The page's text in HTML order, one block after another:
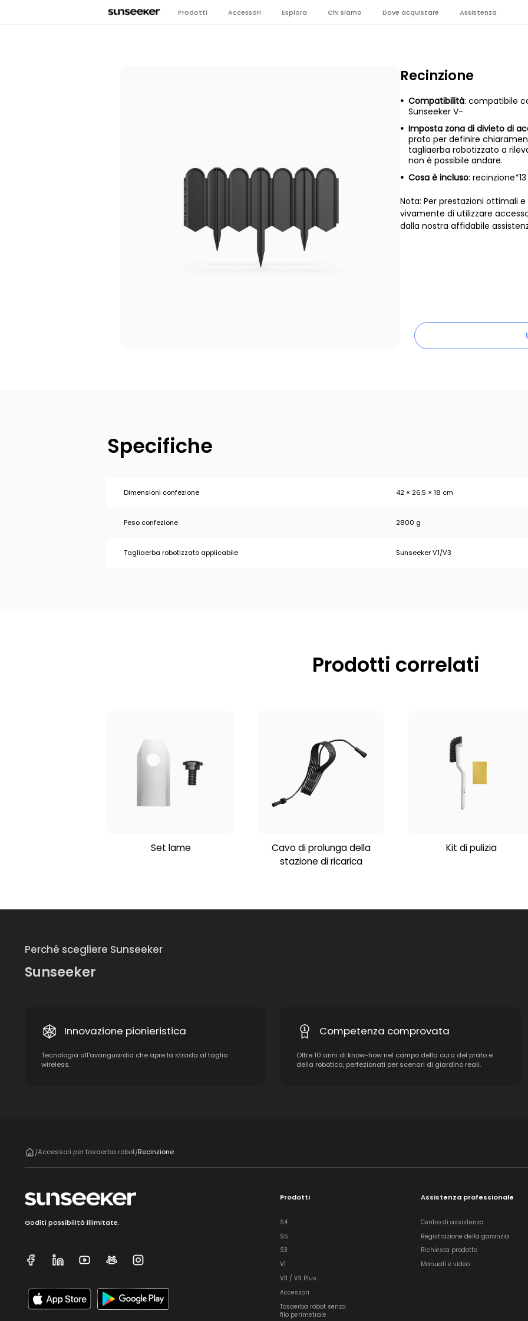
Prodotti Accessori Esplora Chi siamo Dove acquistare Assistenza
Recinzione
Compatibilità: compatibile
Sunseeker V-
Imposta zona di divieto di
prato per definire
tagliaerba robotizzato a
non è possibile andare.
Cosa è incluso: recinzione*13
Nota: Per prestazioni ottimali
vivamente di utilizzare
dalla nostra affidabile
Specifiche
Dimensioni confezione 42 × 26.5 × 18 cm
Peso confezione 2800 g
Tagliaerba robotizzato applicabile Sunseeker V1/V3
Prodotti correlati
Set lame
Cavo di prolunga della
stazione di ricarica
Kit di pulizia
Perché scegliere Sunseeker
Sunseeker
Innovazione pionieristica
Tecnologia all'avanguardia che apre la strada al taglio
wireless.
Competenza comprovata
Oltre 10 anni di know-how nel campo della cura del prato e
della robotica, perfezionati per scenari di giardino reali.
/Accessori per tosaerba robot/Recinzione
Goditi possibilità illimitate.
Prodotti
S4
S5
S3
V1
V3 / V3 Plus
Accessori
Tosaerba robot senza
filo perimetrale
Assistenza professionale
Centro di assistenza
Registrazione della garanzia
Richiesta prodotto
Manuali e video